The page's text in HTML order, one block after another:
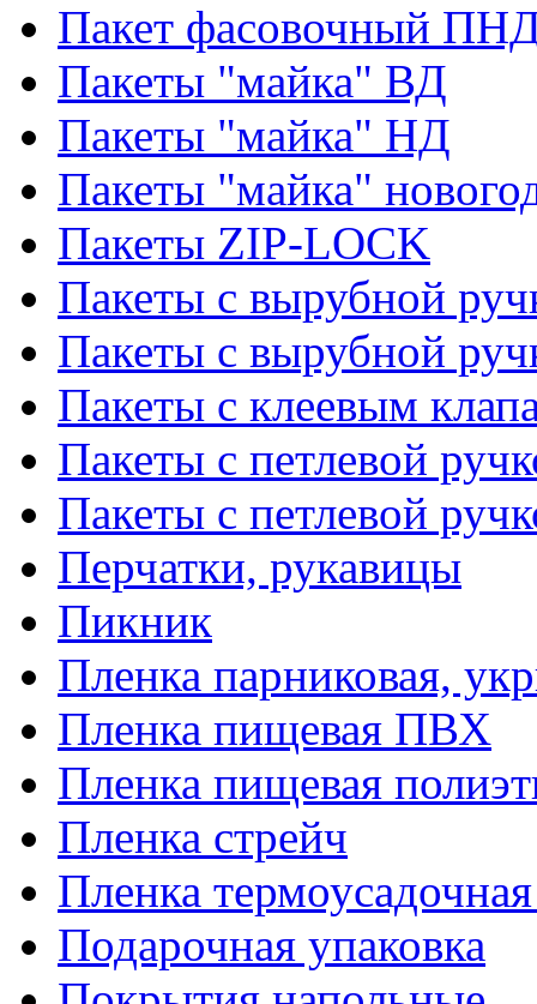
Пакет фасовочный
Пакеты "майка" ВД
Пакеты "майка" НД
Пакеты "майка"
Пакеты ZIP-LOCK
Пакеты с вырубной
Пакеты с вырубной
Пакеты с клеевым
Пакеты с петлевой
Пакеты с петлевой
Перчатки, рукавицы
Пикник
Пленка парниковая,
Пленка пищевая ПВХ
Пленка пищевая
Пленка стрейч
Пленка
Подарочная упаковка